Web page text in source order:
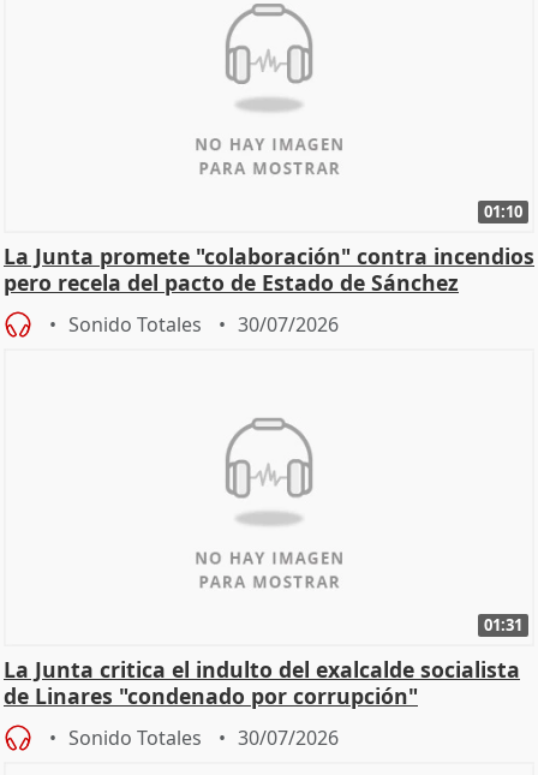
01:10
La Junta promete "colaboración" contra incendios
pero recela del pacto de Estado de Sánchez
Sonido Totales 30/07/2026
01:31
La Junta critica el indulto del exalcalde socialista
de Linares "condenado por corrupción"
Sonido Totales 30/07/2026